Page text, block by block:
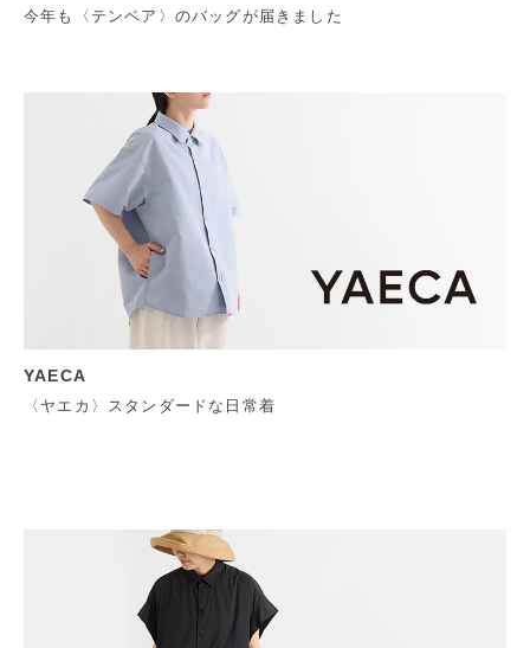
今年も〈テンベア〉のバッグが届きました
YAECA
〈ヤエカ〉スタンダードな日常着